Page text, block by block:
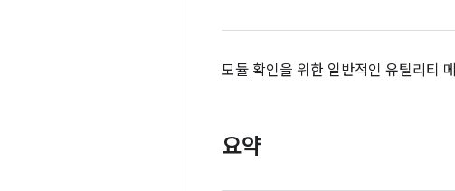
모듈 확인을 위한 일반적인 유틸리티
요약